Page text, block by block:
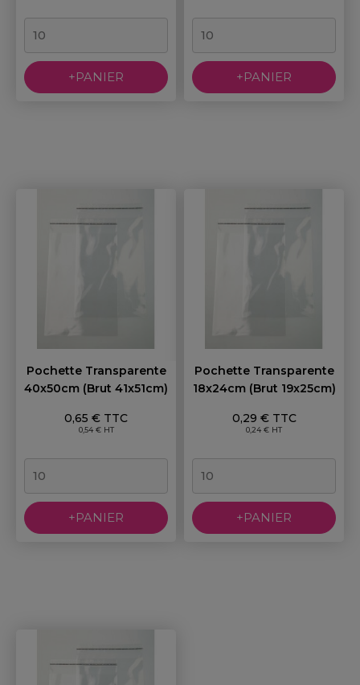
+PANIER +PANIER
Pochette Transparente
40x50cm (brut 41x51cm)
0,65 € TTC
0,54 € HT
+PANIER
Pochette Transparente
18x24cm (brut 19x25cm)
0,29 € TTC
0,24 € HT
+PANIER